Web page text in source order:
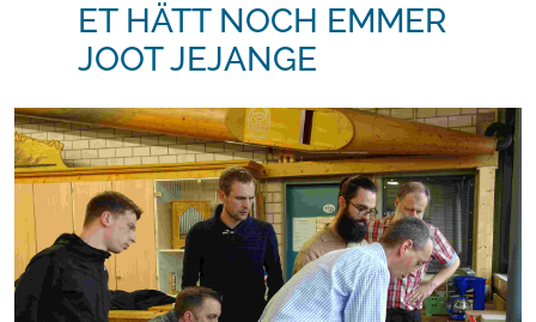
ET HÄTT NOCH EMMER
JOOT JEJANGE